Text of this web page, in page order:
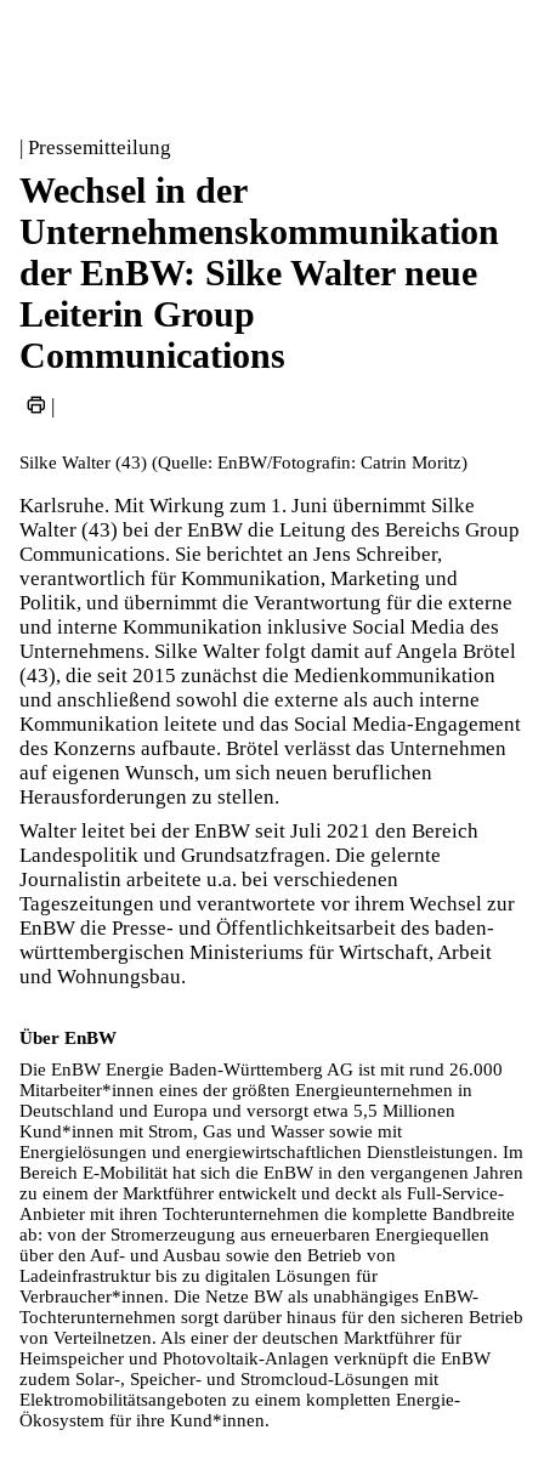
| Pressemitteilung
Wechsel in der
Unternehmenskommunikation
der EnBW: Silke Walter neue
Leiterin Group
Communications
|
Silke Walter (43) (Quelle: EnBW/Fotografin: Catrin Moritz)
Karlsruhe. Mit Wirkung zum 1. Juni übernimmt Silke
Walter (43) bei der EnBW die Leitung des Bereichs Group
Communications. Sie berichtet an Jens Schreiber,
verantwortlich für Kommunikation, Marketing und
Politik, und übernimmt die Verantwortung für die externe
und interne Kommunikation inklusive Social Media des
Unternehmens. Silke Walter folgt damit auf Angela Brötel
(43), die seit 2015 zunächst die Medienkommunikation
und anschließend sowohl die externe als auch interne
Kommunikation leitete und das Social Media-Engagement
des Konzerns aufbaute. Brötel verlässt das Unternehmen
auf eigenen Wunsch, um sich neuen beruflichen
Herausforderungen zu stellen.
Walter leitet bei der EnBW seit Juli 2021 den Bereich
Landespolitik und Grundsatzfragen. Die gelernte
Journalistin arbeitete u.a. bei verschiedenen
Tageszeitungen und verantwortete vor ihrem Wechsel zur
EnBW die Presse- und Öffentlichkeitsarbeit des baden-
württembergischen Ministeriums für Wirtschaft, Arbeit
und Wohnungsbau.
Über EnBW
Die EnBW Energie Baden-Württemberg AG ist mit rund 26.000
Mitarbeiter*innen eines der größten Energieunternehmen in
Deutschland und Europa und versorgt etwa 5,5 Millionen
Kund*innen mit Strom, Gas und Wasser sowie mit
Energielösungen und energiewirtschaftlichen Dienstleistungen. Im
Bereich E-Mobilität hat sich die EnBW in den vergangenen Jahren
zu einem der Marktführer entwickelt und deckt als Full-Service-
Anbieter mit ihren Tochterunternehmen die komplette Bandbreite
ab: von der Stromerzeugung aus erneuerbaren Energiequellen
über den Auf- und Ausbau sowie den Betrieb von
Ladeinfrastruktur bis zu digitalen Lösungen für
Verbraucher*innen. Die Netze BW als unabhängiges EnBW-
Tochterunternehmen sorgt darüber hinaus für den sicheren Betrieb
von Verteilnetzen. Als einer der deutschen Marktführer für
Heimspeicher und Photovoltaik-Anlagen verknüpft die EnBW
zudem Solar-, Speicher- und Stromcloud-Lösungen mit
Elektromobilitätsangeboten zu einem kompletten Energie-
Ökosystem für ihre Kund*innen.